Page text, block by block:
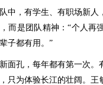
中，有学生、有职场新
而是团队精神：“个人再
子都有用。”
面孔，每年都有第一次。
只为体验长江的壮阔。